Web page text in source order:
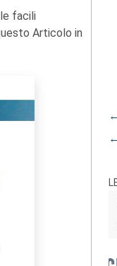
facili
Articolo in